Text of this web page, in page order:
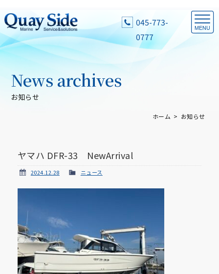
045-773-
0777
お知らせ
News archives
ホーム お知らせ
ヤマハ DFR-33 NewArrival
2024.12.28 ニュース